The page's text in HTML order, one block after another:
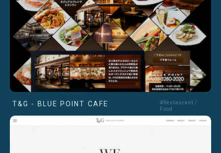
T&G - BLUE POINT CAFE
#Restaurant /
Food